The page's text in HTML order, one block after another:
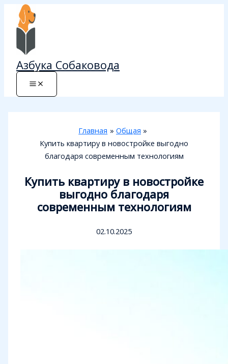
Перейти
содержимому
Азбука Собаковода
Главная
Общая
Купить квартиру в новостройке выгодно
благодаря современным технологиям
Купить квартиру в новостройке
выгодно благодаря
современным технологиям
02.10.2025